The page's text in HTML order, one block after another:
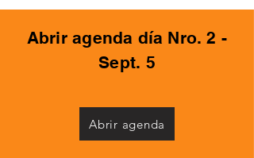
Abrir agenda día Nro. 2 -
Sept. 5
Abrir agenda